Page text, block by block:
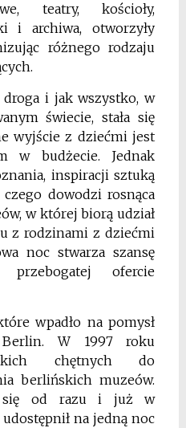
teatry, kościoły,
i archiwa, otworzyły
różnego rodzaju
i jak wszystko, w
świecie, stała się
wyjście z dziećmi jest
w budżecie. Jednak
inspiracji sztuką
dowodzi rosnąca
w której biorą udział
z rodzinami z dziećmi
noc stwarza szansę
ofercie
wpadło na pomysł
W 1997 roku
chętnych do
berlińskich muzeów.
się od razu i już w
na jedną noc